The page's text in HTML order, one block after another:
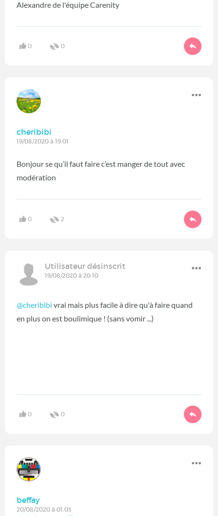
Alexandre de l'équipe Carenity
0 0
cheribibi
19/08/2020 à 19:01
Bonjour se qu’il faut faire c’est manger de tout avec
modération
0 2
Utilisateur désinscrit
19/08/2020 à 20:10
@cheribibi vrai mais plus facile à dire qu'à faire quand
en plus on est boulimique ! (sans vomir ...)
0 0
beffay
20/08/2020 à 01:03